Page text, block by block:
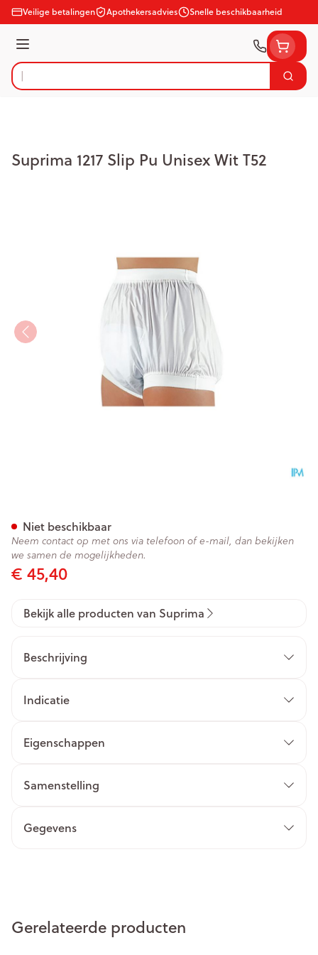
Ga naar de inhoud
Veilige betalingen Apothekersadvies Snelle beschikbaarheid
Menu
Product, merk, categorie...
Zoek
Suprima 1217 Slip Pu Unisex Wit T52
€ 45,40
Niet beschikbaar
Neem contact op met ons via telefoon of e-mail, dan bekijken
we samen de mogelijkheden.
Bekijk alle producten van Suprima
Beschrijving
Indicatie
Eigenschappen
Samenstelling
Gegevens
Gerelateerde producten